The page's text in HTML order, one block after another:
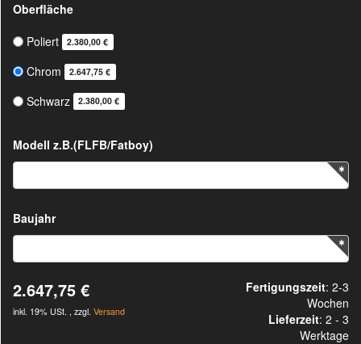
Oberfläche
Poliert
2.380,00 €
Chrom 2.647,75 €
Schwarz 2.380,00 €
Modell z.B.(FLFB/Fatboy)
Baujahr
2.647,75 €
inkl. 19% USt. , zzgl. Versand
Fertigungszeit: 2-3
Wochen
Lieferzeit: 2 - 3
Werktage